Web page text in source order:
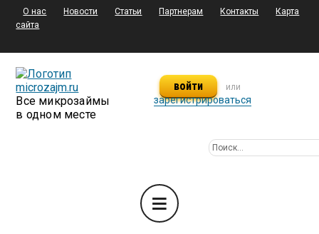
О нас Новости Статьи Партнерам Контакты
Карта
сайта
Все микрозаймы
в одном месте
войти или
зарегистрироваться